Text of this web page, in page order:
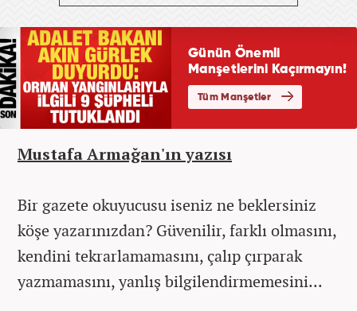
Mustafa Armağan'ın yazısı
Bir gazete okuyucusu iseniz ne beklersiniz
köşe yazarınızdan? Güvenilir, farklı olmasını,
kendini tekrarlamamasını, çalıp çırparak
yazmamasını, yanlış bilgilendirmemesini...